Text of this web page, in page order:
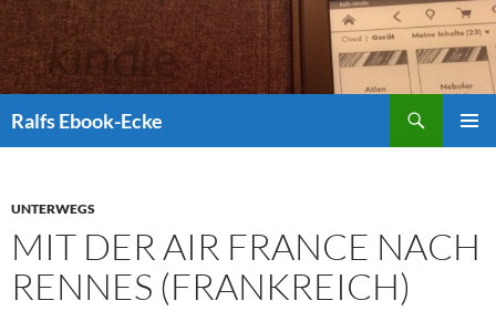
Ralfs Ebook-Ecke
UNTERWEGS
MIT DER AIR FRANCE NACH
RENNES (FRANKREICH)